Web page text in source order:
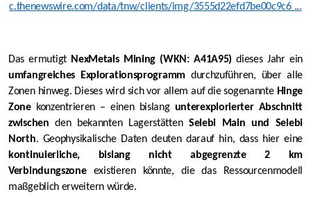
c.thenewswire.com/data/tnw/clients/img/3555d22efd7be00c9c6 ...
Das ermutigt NexMetals Mining (WKN: A41A95) dieses Jahr ein
umfangreiches Explorationsprogrammdurchzuführen, über alle
Zonen hinweg. Dieses wird sich vor allem auf die sogenannte Hinge
Zonekonzentrieren – einen bislang unterexplorierter Abschnitt
zwischen den bekannten Lagerstätten Selebi Main und Selebi
North. Geophysikalische Daten deuten darauf hin, dass hier eine
kontinuierliche, bislang nicht abgegrenzte 2 km
Verbindungszoneexistieren könnte, die das Ressourcenmodell
maßgeblich erweitern würde.